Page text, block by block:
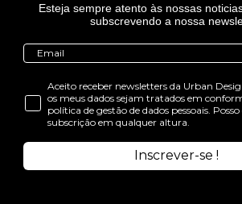
Esteja sempre atento às nossas
subscrevendo a nossa
Aceito receber newsletters da Urban
os meus dados sejam tratados em
política de gestão de dados pessoais.
subscrição em qualquer altura.
Inscrever-se !